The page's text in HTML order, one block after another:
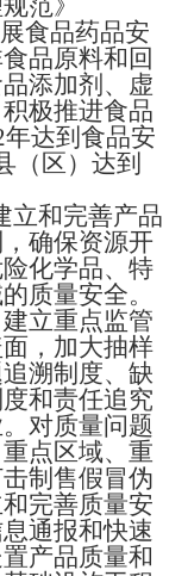
范》
食品药品安
品原料和回
添加剂、虚
极推进食品
年达到食品安
（区）达到
立和完善产品
确保资源开
化学品、特
质量安全。
建立重点监管
，加大抽样
溯制度、缺
和责任追究
对质量问题
点区域、重
制售假冒伪
完善质量安
通报和快速
产品质量和